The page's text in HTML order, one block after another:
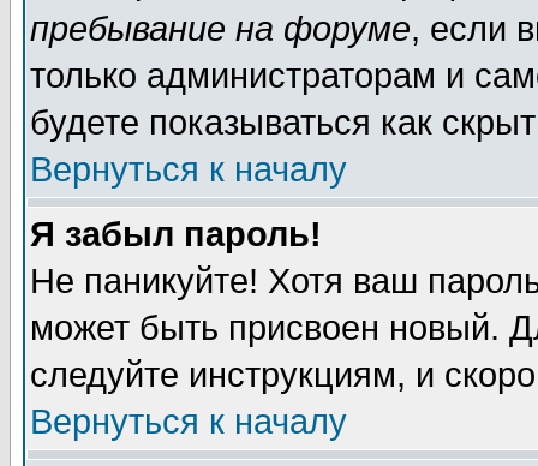
пребывание на форуме, если
только администраторам и
будете показываться как
Вернуться к началу
Я забыл пароль!
Не паникуйте! Хотя ваш
может быть присвоен новый.
следуйте инструкциям, и
Вернуться к началу